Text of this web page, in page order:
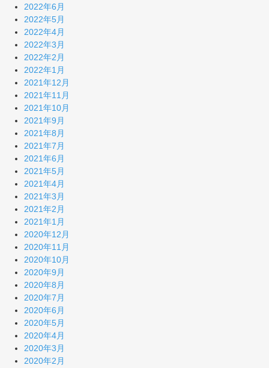
2022年6月
2022年5月
2022年4月
2022年3月
2022年2月
2022年1月
2021年12月
2021年11月
2021年10月
2021年9月
2021年8月
2021年7月
2021年6月
2021年5月
2021年4月
2021年3月
2021年2月
2021年1月
2020年12月
2020年11月
2020年10月
2020年9月
2020年8月
2020年7月
2020年6月
2020年5月
2020年4月
2020年3月
2020年2月